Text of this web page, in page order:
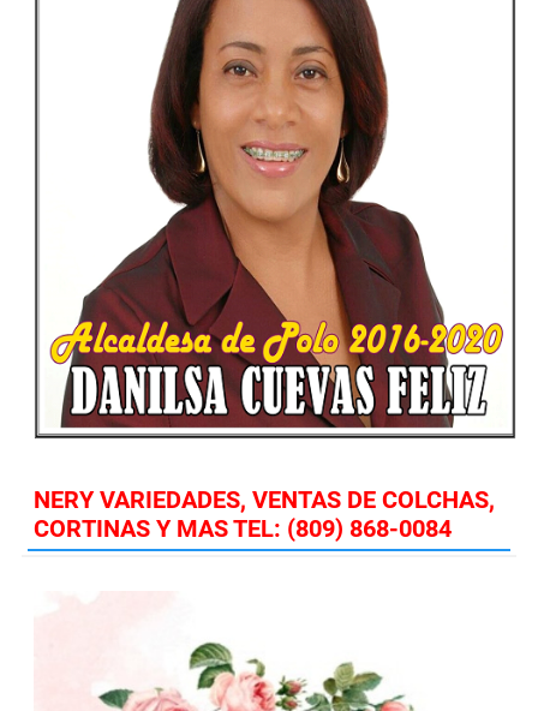
NERY VARIEDADES, VENTAS DE COLCHAS,
CORTINAS Y MAS TEL: (809) 868-0084